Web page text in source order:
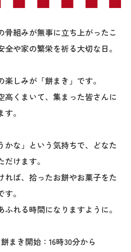
本社
県糸魚川市中央2-4-2
0456 (本社)
(フリーダイヤル)
上越店
骨組みが無事に立ち上がったこ
や家の繁栄を祈る大切な日。
しみが「餅まき」です。
高くまいて、集まった皆さんに
。
かな」という気持ちで、どなた
けます。
れば、拾ったお餅やお菓子をた
。
れる時間になりますように。
まき開始：16時30分から